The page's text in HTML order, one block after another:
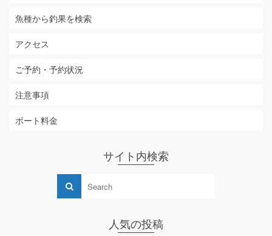
魚種から釣果を検索
アクセス
ご予約・予約状況
注意事項
ボート料金
サイト内検索
人気の投稿